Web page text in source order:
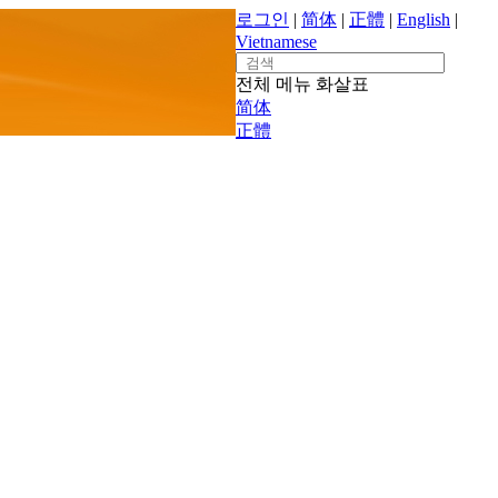
로그인 | 简体 | 正體 | English |
Vietnamese
Search
for:
전체 메뉴 화살표
简体
正體